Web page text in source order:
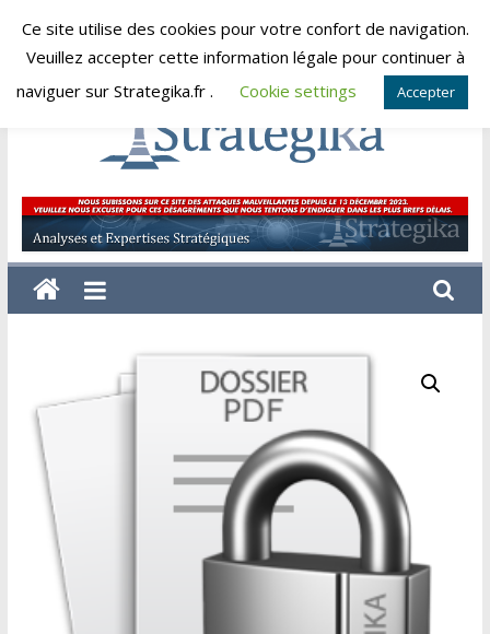
Skip
samedi, août 8, 2026
Strategika
Expertise
et
Analyses
Ce site utilise des cookies pour votre confort de navigation.
Veuillez accepter cette information légale pour continuer à
naviguer sur Strategika.fr .
Cookie settings Accepter